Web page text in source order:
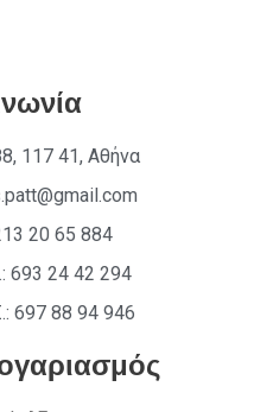
117 41, Αθήνα
20 65 884
693 24 42 294
697 88 94 946